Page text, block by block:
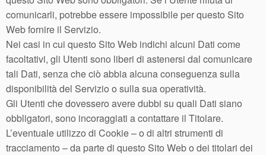
comunicarli, potrebbe essere impossibile per questo Sito
Web fornire il Servizio.
Nei casi in cui questo Sito Web indichi alcuni Dati come
facoltativi, gli Utenti sono liberi di astenersi dal comunicare
tali Dati, senza che ciò abbia alcuna conseguenza sulla
disponibilità del Servizio o sulla sua operatività.
Gli Utenti che dovessero avere dubbi su quali Dati siano
obbligatori, sono incoraggiati a contattare il Titolare.
L’eventuale utilizzo di Cookie – o di altri strumenti di
tracciamento – da parte di questo Sito Web o dei titolari dei